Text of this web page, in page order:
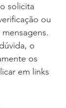
solicita
ou
o
os
em links